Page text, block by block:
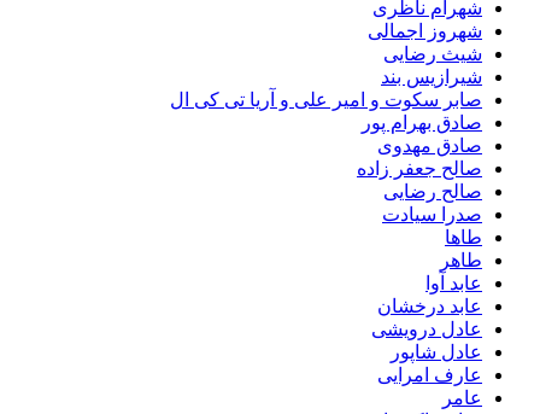
شهرام ناظری
شهروز اجمالی
شیث رضایی
شیرازیس بند
صابر سکوت و امیر علی و آریا تی کی ال
صادق بهرام پور
صادق مهدوی
صالح جعفر زاده
صالح رضایی
صدرا سیادت
طاها
طاهر
عابد آوا
عابد درخشان
عادل درویشی
عادل شاپور
عارف امرایی
عامر